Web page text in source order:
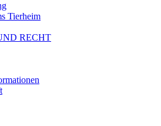
Tierheim
RECHT